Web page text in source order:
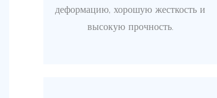
деформацию, хорошую жесткость и
высокую прочность.